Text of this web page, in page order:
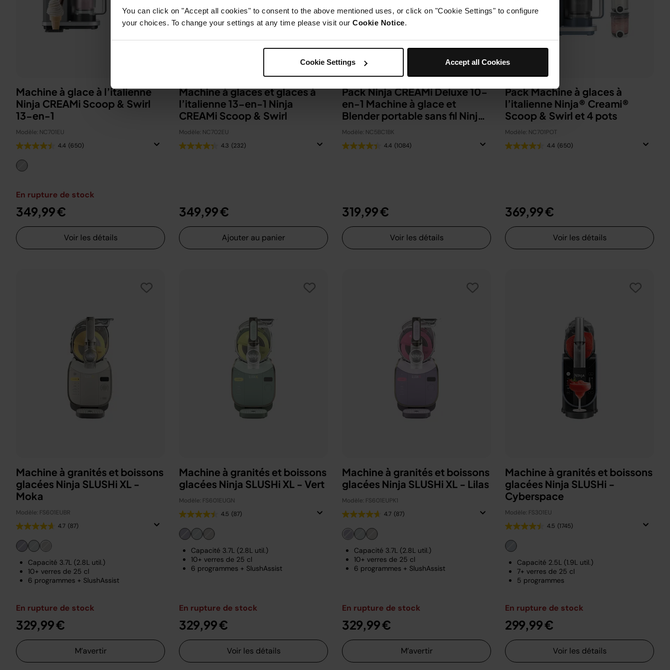
You can click on "Accept all cookies" to consent to the above mentioned uses, or click on "Cookie Settings" to configure
your choices. To change your settings at any time please visit our Cookie Notice.
Cookie Settings Accept all Cookies
Machine à glace à l’italienne
Ninja CREAMi Scoop & Swirl​
13-en-1
Modèle: NC701EU
4.4 (650)
En rupture de stock
349,99 €
Voir les détails
Machine à glaces et glaces à
l’italienne 13-en-1 Ninja
CREAMi Scoop & Swirl
Modèle: NC702EU
4.3 (232)
349,99 €
Ajouter au panier
Pack Ninja CREAMi Deluxe 10-
en-1 Machine à glace et
Blender portable sans fil Ninja
Blast
Modèle: NC5BC1BK
4.4 (1084)
319,99 €
Voir les détails
Pack Machine à glaces à
l’italienne Ninja® Creami®
Scoop & Swirl​ et 4 pots
Modèle: NC701POT
4.4 (650)
369,99 €
Voir les détails
Machine à granités et boissons
glacées Ninja SLUSHi XL -
Moka
Modèle: FS601EUBR
4.7 (87)
Capacité 3.7L (2.8L util.)
10+ verres de 25 cl
6 programmes + SlushAssist
En rupture de stock
329,99 €
M’avertir
Machine à granités et boissons
glacées Ninja SLUSHi XL - Vert
Modèle: FS601EUGN
4.5 (87)
Capacité 3.7L (2.8L util.)
10+ verres de 25 cl
6 programmes + SlushAssist
En rupture de stock
329,99 €
Voir les détails
Machine à granités et boissons
glacées Ninja SLUSHi XL - Lilas
Modèle: FS601EUPK1
4.7 (87)
Capacité 3.7L (2.8L util.)
10+ verres de 25 cl
6 programmes + SlushAssist
En rupture de stock
329,99 €
M’avertir
Machine à granités et boissons
glacées Ninja SLUSHi -
Cyberspace
Modèle: FS301EU
4.5 (1745)
Capacité 2.5L (1.9L util.)
7+ verres de 25 cl
5 programmes
En rupture de stock
299,99 €
Voir les détails